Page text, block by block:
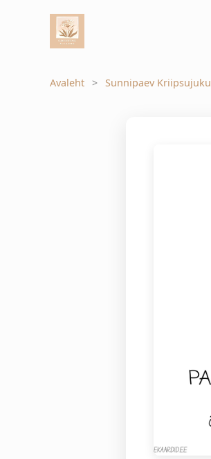
Avaleht Sunnipaev Kriipsujuku